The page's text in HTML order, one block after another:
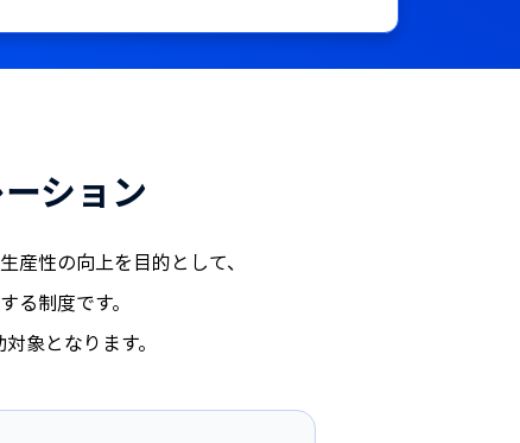
ション
産性の向上を目的として、
制度です。
象となります。